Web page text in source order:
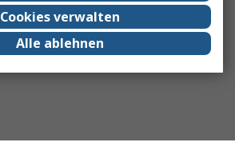
Cookies verwalten
Alle ablehnen